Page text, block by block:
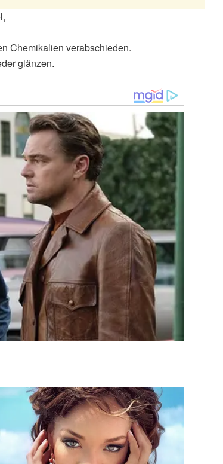
Chemikalien verabschieden.
glänzen.